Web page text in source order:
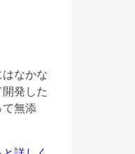
なかな
発した
無添